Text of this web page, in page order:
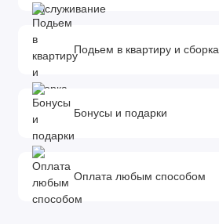
Подьем в квартиру и сборка
Бонусы и подарки
Оплата любым способом